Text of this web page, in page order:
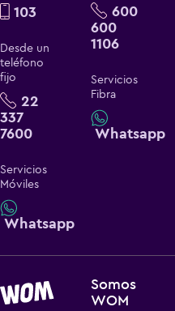
103
Desde un
teléfono
fijo
22
337
7600
Servicios
Móviles
Whatsapp
600
600
1106
Servicios
Fibra
Whatsapp
Somos
WOM